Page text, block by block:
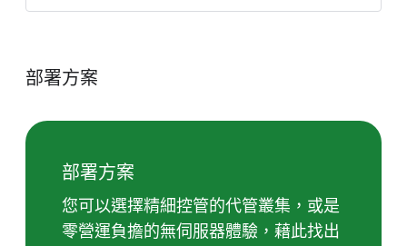
部署方案
部署方案
您可以選擇精細控管的代管叢集，或是
零營運負擔的無伺服器體驗，藉此找出